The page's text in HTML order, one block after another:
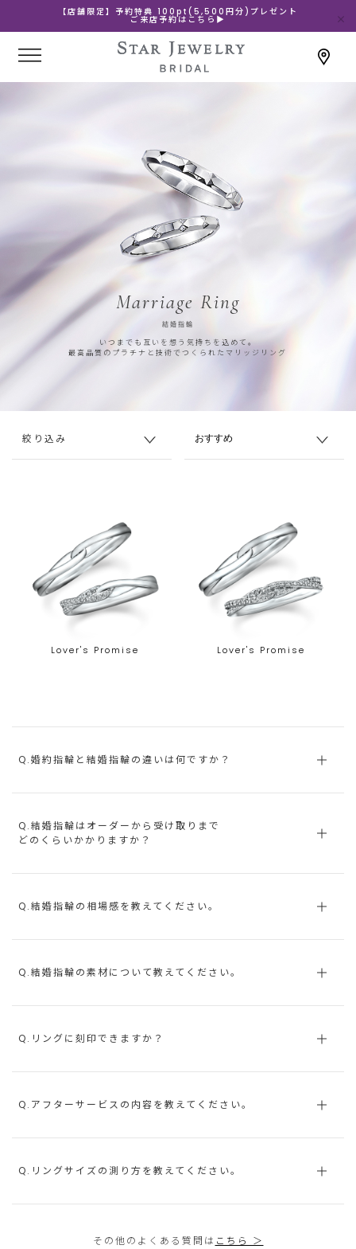
【店舗限定】予約特典 100pt(5,500円分)プレゼント
ご来店予約はこちら▶
Marriage Ring
結婚指輪
いつまでも互いを想う気持ちを込めて。
最高品質のプラチナと技術でつくられたマリッジリング
絞り込み
Lover's Promise Lover's Promise
Q.婚約指輪と結婚指輪の違いは何ですか？
Q.結婚指輪はオーダーから受け取りまで
どのくらいかかりますか？
Q.結婚指輪の相場感を教えてください。
Q.結婚指輪の素材について教えてください。
Q.リングに刻印できますか？
Q.アフターサービスの内容を教えてください。
Q.リングサイズの測り方を教えてください。
その他のよくある質問は こちら ＞